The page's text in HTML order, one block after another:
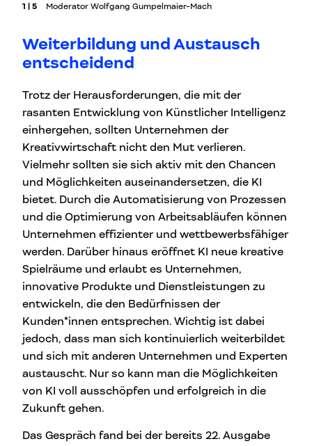
1 | 5 Moderator Wolfgang Gumpelmaier-Mach
Weiterbildung und Austausch
entscheidend
Trotz der Herausforderungen, die mit der
rasanten Entwicklung von Künstlicher Intelligenz
einhergehen, sollten Unternehmen der
Kreativwirtschaft nicht den Mut verlieren.
Vielmehr sollten sie sich aktiv mit den Chancen
und Möglichkeiten auseinandersetzen, die KI
bietet. Durch die Automatisierung von Prozessen
und die Optimierung von Arbeitsabläufen können
Unternehmen effizienter und wettbewerbsfähiger
werden. Darüber hinaus eröffnet KI neue kreative
Spielräume und erlaubt es Unternehmen,
innovative Produkte und Dienstleistungen zu
entwickeln, die den Bedürfnissen der
Kunden*innen entsprechen. Wichtig ist dabei
jedoch, dass man sich kontinuierlich weiterbildet
und sich mit anderen Unternehmen und Experten
austauscht. Nur so kann man die Möglichkeiten
von KI voll ausschöpfen und erfolgreich in die
Zukunft gehen.
Das Gespräch fand bei der bereits 22. Ausgabe